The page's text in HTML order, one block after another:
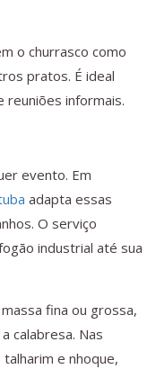
o churrasco como
pratos. É ideal
reuniões informais.
evento. Em
adapta essas
O serviço
industrial até sua
fina ou grossa,
calabresa. Nas
e nhoque,